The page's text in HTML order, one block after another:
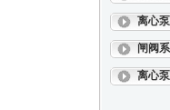
离心泵
闸阀
离心